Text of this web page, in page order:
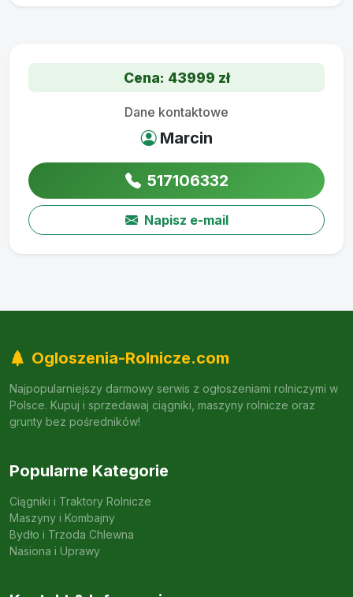
Ogloszenia-Rolnicze.com
Najpopularniejszy darmowy serwis z ogłoszeniami rolniczymi w
Popularne Kategorie
Maszyny i Kombajny
Nasiona i Uprawy
Serwis należący do grupy NowoczesnaFarma.pl
Dodaj Ogłoszenie
© 2026 Ogloszenia-Rolnicze.com. Wszelkie prawa